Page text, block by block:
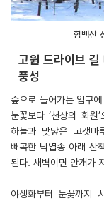
함백산
고원 드라이브 길
풍성
숲으로 들어가는 입구
눈꽃보다 ‘천상의 화원
하늘과 맞닿은 고갯마
빼곡한 낙엽송 아래 산
된다. 새벽이면 안개가
야생화부터 눈꽃까지